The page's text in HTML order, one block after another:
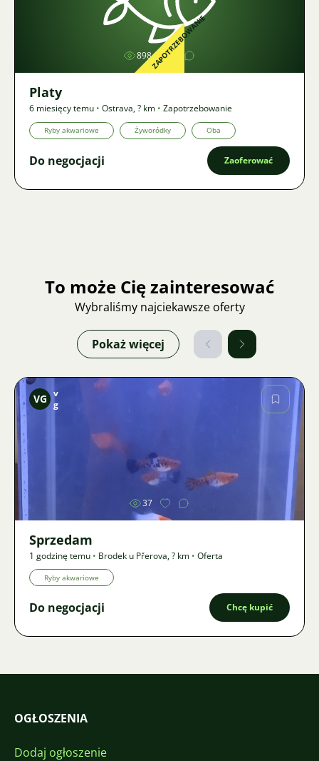
Zdjęcie
898 1
ZAPOTRZEBOWANIE
Platy
6 miesięcy temu • Ostrava,? km • Zapotrzebowanie
Ryby akwariowe Żyworódky Oba
Do negocjacji Zaoferować
To może Cię zainteresować
Wybraliśmy najciekawsze oferty
Pokaż więcej
Zdjęcie
VG v
g
37
Sprzedam
1 godzinę temu • Brodek u Přerova,? km • Oferta
Ryby akwariowe
Do negocjacji Chcę kupić
OGŁOSZENIA
Dodaj ogłoszenie